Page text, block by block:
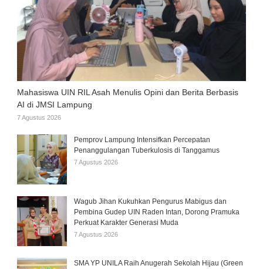
Mahasiswa UIN RIL Asah Menulis Opini dan Berita Berbasis
AI di JMSI Lampung
7 Agustus 2026
Pemprov Lampung Intensifkan Percepatan
Penanggulangan Tuberkulosis di Tanggamus
7 Agustus 2026
Wagub Jihan Kukuhkan Pengurus Mabigus dan
Pembina Gudep UIN Raden Intan, Dorong Pramuka
Perkuat Karakter Generasi Muda
7 Agustus 2026
SMA YP UNILA Raih Anugerah Sekolah Hijau (Green